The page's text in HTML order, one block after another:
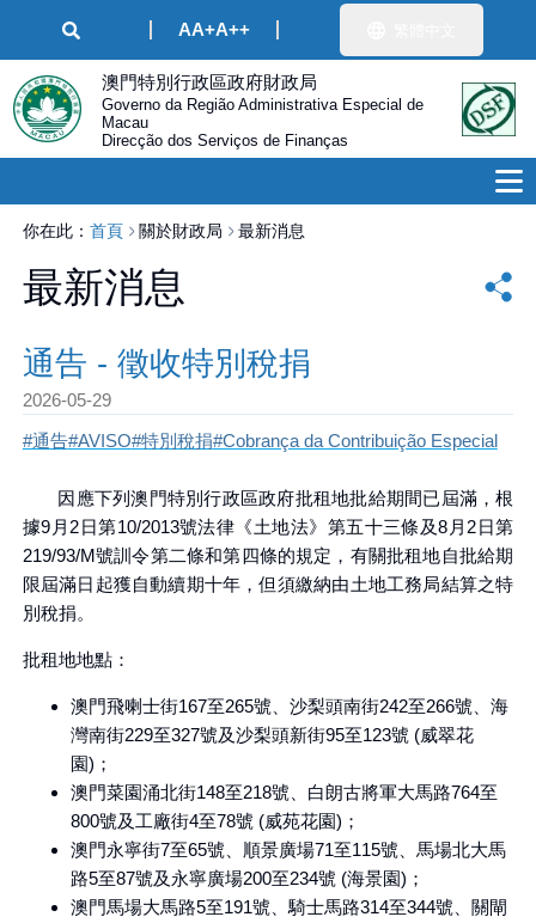
AA+A++
澳門特別行政區政府財政局
Governo da Região Administrativa Especial de
Macau
Direcção dos Serviços de Finanças
你在此： 首頁 關於財政局 最新消息
最新消息
通告 - 徵收特別稅捐
2026-05-29
#通告#AVISO#特別稅捐#Cobrança da Contribuição Especial
因應下列澳門特別行政區政府批租地批給期間已屆滿，根
據9月2日第10/2013號法律《土地法》第五十三條及8月2日第
219/93/M號訓令第二條和第四條的規定，有關批租地自批給期
限屆滿日起獲自動續期十年，但須繳納由土地工務局結算之特
別稅捐。
批租地地點：
澳門飛喇士街167至265號、沙梨頭南街242至266號、海
灣南街229至327號及沙梨頭新街95至123號 (威翠花
園)；
澳門菜園涌北街148至218號、白朗古將軍大馬路764至
800號及工廠街4至78號 (威苑花園)；
澳門永寧街7至65號、順景廣場71至115號、馬場北大馬
路5至87號及永寧廣場200至234號 (海景園)；
澳門馬場大馬路5至191號、騎士馬路314至344號、關閘